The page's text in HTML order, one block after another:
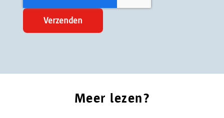
Meer lezen?